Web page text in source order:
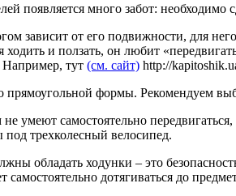
появляется много забот:
зависит от его подвижности, для
ходить и ползать, он любит
Например, тут (см. сайт) http://
прямоугольной формы. Рекомендуем
умеют самостоятельно
под трехколесный велосипед.
обладать ходунки – это
дотягиваться до